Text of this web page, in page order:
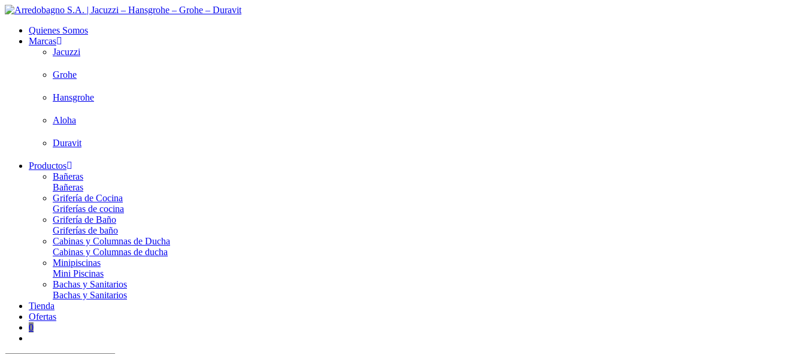
Saltar
contenidoQuienes Somos
Marcas
Jacuzzi
Grohe
Hansgrohe
Aloha
Duravit
Productos
Bañeras
Bañeras
Grifería de Cocina
Griferías de cocina
Grifería de Baño
Griferías de baño
Cabinas y Columnas de Ducha
Cabinas y Columnas de ducha
Minipiscinas
Mini Piscinas
Bachas y Sanitarios
Bachas y Sanitarios
Tienda
Ofertas
0